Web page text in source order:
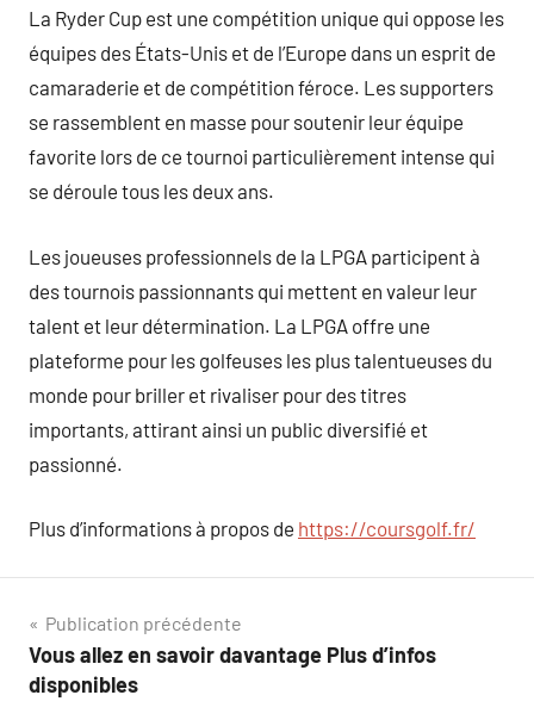
La Ryder Cup est une compétition unique qui oppose les
équipes des États-Unis et de l’Europe dans un esprit de
camaraderie et de compétition féroce. Les supporters
se rassemblent en masse pour soutenir leur équipe
favorite lors de ce tournoi particulièrement intense qui
se déroule tous les deux ans.
Les joueuses professionnels de la LPGA participent à
des tournois passionnants qui mettent en valeur leur
talent et leur détermination. La LPGA offre une
plateforme pour les golfeuses les plus talentueuses du
monde pour briller et rivaliser pour des titres
importants, attirant ainsi un public diversifié et
passionné.
Plus d’informations à propos de https://coursgolf.fr/
Navigation
de
Publication précédente
Vous allez en savoir davantage Plus d’infos
disponibles